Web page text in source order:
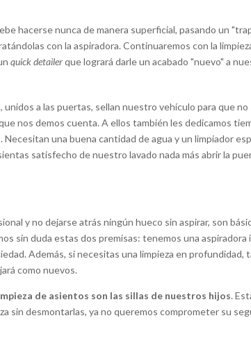
hacerse nunca de manera superficial, pasando un
con la aspiradora. Continuaremos con la
quick detailerque logrará darle un acabado "nuevo" a
unidos a las puertas, sellan nuestro vehículo para que
nos demos cuenta. A ellos también les dedicamos
. Necesitan una buena cantidad de agua y un limpiador
satisfecho de nuestro lavado nada más abrir la
y no dejarse atrás ningún hueco sin aspirar, son
sin duda estas dos premisas: tenemos una
Además, si necesitas una limpieza en
como nuevos.
de asientos son las sillas de nuestros hijos.
sin desmontarlas, ya no queremos comprometer su